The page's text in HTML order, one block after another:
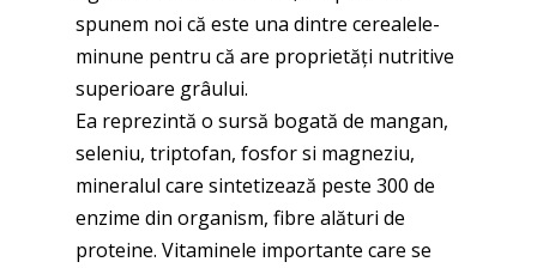
spunem noi că este una dintre cerealele-
minune pentru că are proprietăți nutritive
superioare grâului.
Ea reprezintă o sursă bogată de mangan,
seleniu, triptofan, fosfor si magneziu,
mineralul care sintetizează peste 300 de
enzime din organism, fibre alături de
proteine. Vitaminele importante care se